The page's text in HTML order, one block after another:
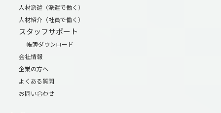
人材派遣（派遣で働く）
人材紹介（社員で働く）
スタッフサポート
帳簿ダウンロード
会社情報
企業の方へ
よくある質問
お問い合わせ